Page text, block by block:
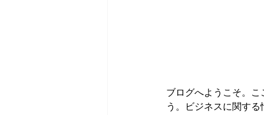
ブログへようこそ。
う。ビジネスに関す